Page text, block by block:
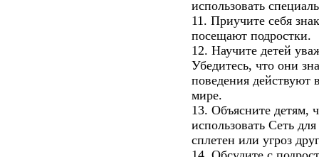
использовать
11. Приучите себя
посещают подростки.
12. Научите детей
Убедитесь, что они
поведения действуют
мире.
13. Объясните детям,
использовать Сеть
сплетен или угроз